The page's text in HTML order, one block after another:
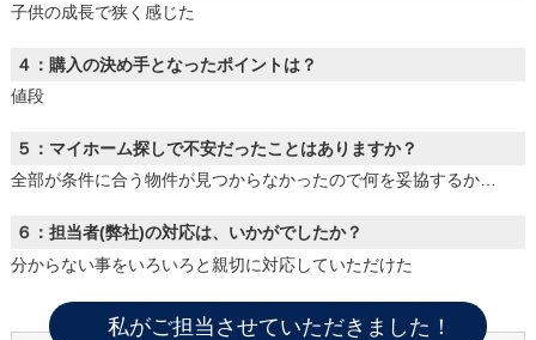
子供の成長で狭く感じた
４：購入の決め手となったポイントは？
値段
５：マイホーム探しで不安だったことはありますか？
全部が条件に合う物件が見つからなかったので何を妥協するか…
６：担当者(弊社)の対応は、いかがでしたか？
分からない事をいろいろと親切に対応していただけた
私がご担当させていただきました！